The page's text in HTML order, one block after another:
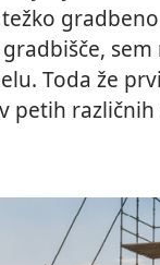
Toda že
petih